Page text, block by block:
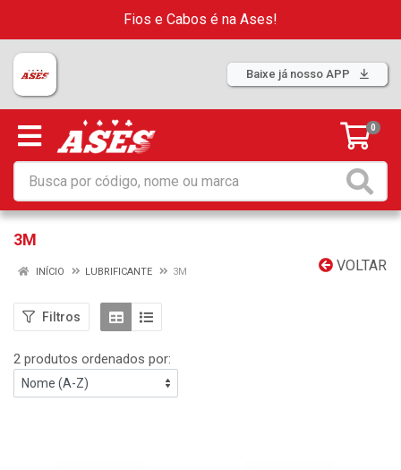
Fios e Cabos é na Ases!
Baixe já nosso APP
0
3M
VOLTAR
INÍCIO LUBRIFICANTE 3M
Filtros
2 produtos ordenados por: